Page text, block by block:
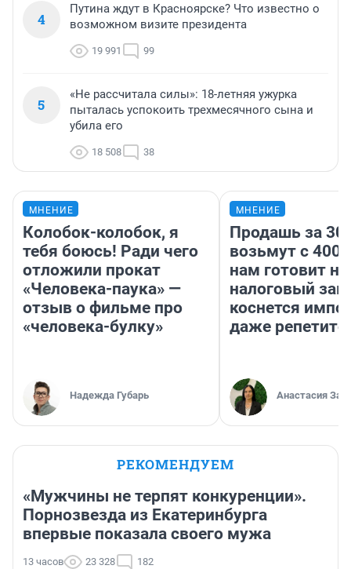
4
Путина ждут в Красноярске? Что известно о
возможном визите президента
19 991 99
5
«Не рассчитала силы»: 18-летняя ужурка
пыталась успокоить трехмесячного сына и
убила его
18 508 38
МНЕНИЕ
Колобок-колобок, я
тебя боюсь! Ради чего
отложили прокат
«Человека-паука» —
отзыв о фильме про
«человека-булку»
Надежда Губарь
МНЕНИЕ
Продашь за
возьмут с
нам готовит
налоговый
коснется
даже
Анастасия
РЕКОМЕНДУЕМ
«Мужчины не терпят конкуренции».
Порнозвезда из Екатеринбурга
впервые показала своего мужа
13 часов 23 328 182